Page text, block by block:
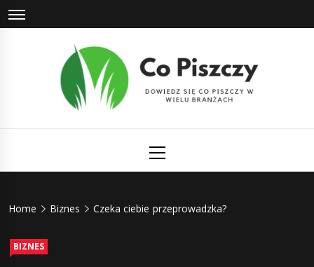
Skip
to
Menu
Home Biznes Czeka ciebie przeprowadzka?
BIZNES